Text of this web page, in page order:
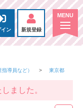
イン 新規登録
導員など） 東京都
ました。